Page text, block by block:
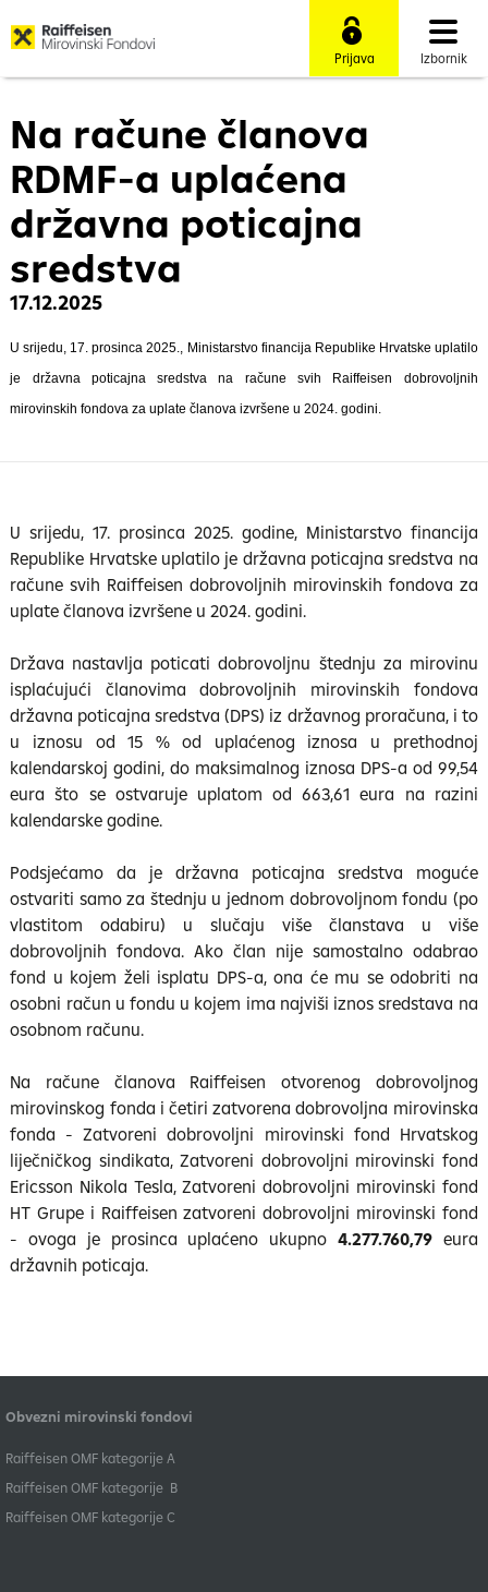
Izbornik
Prijava
Na račune članova
RDMF-a uplaćena
državna poticajna
sredstva
17.12.2025
U srijedu, 17. prosinca 2025., Ministarstvo financija Republike Hrvatske uplatilo
je državna poticajna sredstva na račune svih Raiffeisen dobrovoljnih
mirovinskih fondova za uplate članova izvršene u 2024. godini.
U srijedu, 17. prosinca 2025. godine, Ministarstvo financija
Republike Hrvatske uplatilo je državna poticajna sredstva na
račune svih Raiffeisen dobrovoljnih mirovinskih fondova za
uplate članova izvršene u 2024. godini.
Država nastavlja poticati dobrovoljnu štednju za mirovinu
isplaćujući članovima dobrovoljnih mirovinskih fondova
državna poticajna sredstva (DPS) iz državnog proračuna, i to
u iznosu od 15 % od uplaćenog iznosa u prethodnoj
kalendarskoj godini, do maksimalnog iznosa DPS-a od 99,54
eura što se ostvaruje uplatom od 663,61 eura na razini
kalendarske godine.
Podsjećamo da je državna poticajna sredstva moguće
ostvariti samo za štednju u jednom dobrovoljnom fondu (po
vlastitom odabiru) u slučaju više članstava u više
dobrovoljnih fondova. Ako član nije samostalno odabrao
fond u kojem želi isplatu DPS-a, ona će mu se odobriti na
osobni račun u fondu u kojem ima najviši iznos sredstava na
osobnom računu.
Na račune članova Raiffeisen otvorenog dobrovoljnog
mirovinskog fonda i četiri zatvorena dobrovoljna mirovinska
fonda - Zatvoreni dobrovoljni mirovinski fond Hrvatskog
liječničkog sindikata, Zatvoreni dobrovoljni mirovinski fond
Ericsson Nikola Tesla, Zatvoreni dobrovoljni mirovinski fond
HT Grupe i Raiffeisen zatvoreni dobrovoljni mirovinski fond
- ovoga je prosinca uplaćeno ukupno 4.277.760,79 eura
državnih poticaja.
Obvezni mirovinski fondovi
​Raiffeisen OMF kategorije A
Raiffeisen OMF kategorije B
​Raiffeisen OMF kategorije C